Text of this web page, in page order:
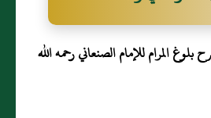
المرام للإمام الصنعاني رحمه الله